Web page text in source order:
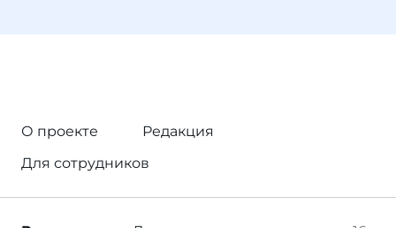
О проекте
Редакция
Для сотрудников